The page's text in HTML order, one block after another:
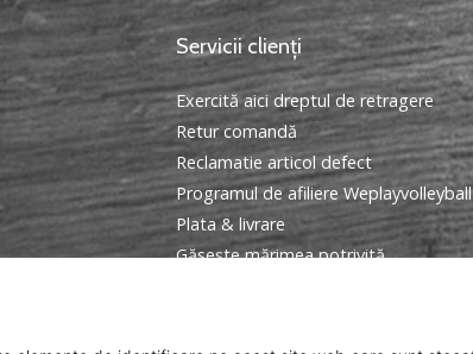
Servicii clienți
Exercită aici dreptul de retragere
Retur comandă
Reclamatie articol defect
Programul de afiliere Weplayvolleyball
Plata & livrare
Găseşte mărimea potrivită
Politica de confidentialitate